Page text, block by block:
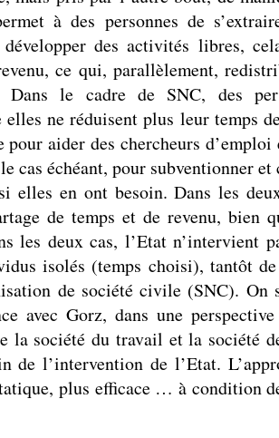
à des personnes de
des activités libres,
ce qui, parallèlement,
Dans le cadre de SNC, des
elles ne réduisent plus leur temps
aider des chercheurs
cas échéant, pour subventionner
elles en ont besoin. Dans les
de temps et de revenu, bien
les deux cas, l’Etat n’intervient
isolés (temps choisi), tantôt de
de société civile (SNC). On
avec Gorz, dans une
la société du travail et la société
de l’intervention de l’Etat.
plus efficace … à condition